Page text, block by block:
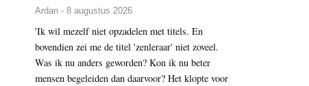
Ardan - 8 augustus 2026
'Ik wil mezelf niet opzadelen met titels. En
bovendien zei me de titel 'zenleraar' niet zoveel.
Was ik nu anders geworden? Kon ik nu beter
mensen begeleiden dan daarvoor? Het klopte voor